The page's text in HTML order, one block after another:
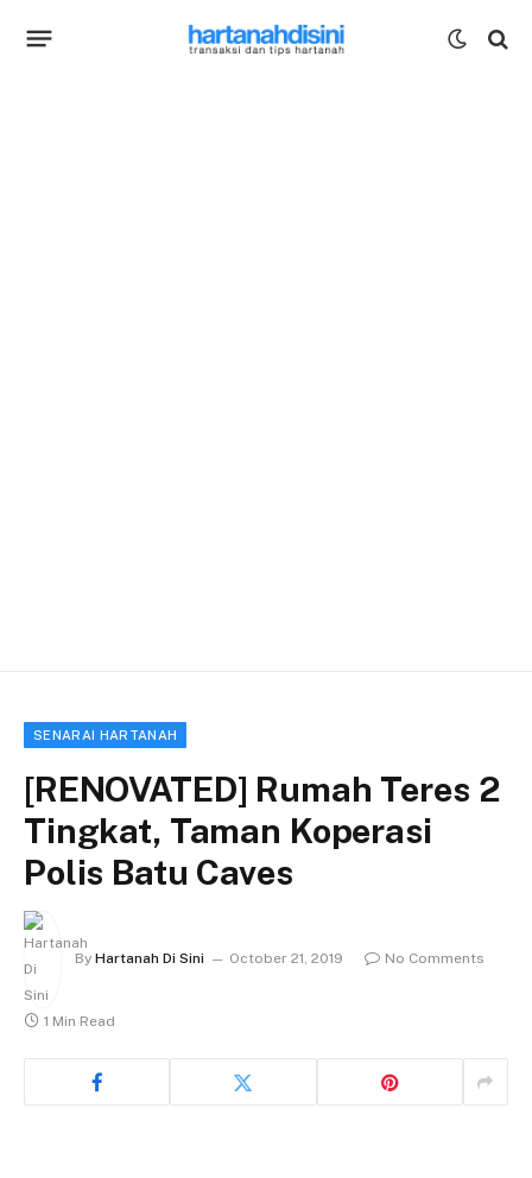
SENARAI HARTANAH
[RENOVATED] Rumah Teres 2
Tingkat, Taman Koperasi
Polis Batu Caves
By Hartanah Di Sini October 21, 2019 No Comments
1 Min Read